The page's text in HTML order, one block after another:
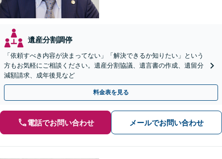
遺産分割調停
「依頼すべき内容が決まってない」「解決できるか知りたい」という
方もお気軽にご相談ください。遺産分割協議、遺言書の作成、遺留分
減額請求、成年後見など
料金表を見る
電話でお問い合わせ メールでお問い合わせ